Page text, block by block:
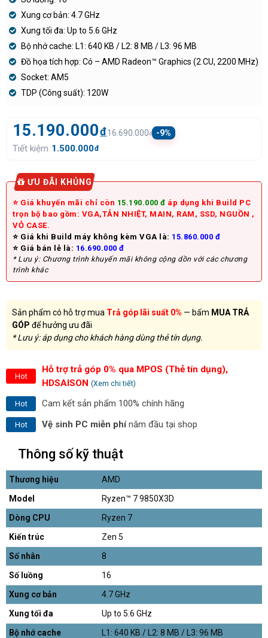
Xung cơ bản: 4.7 GHz
Xung tối đa: Up to 5.6 GHz
Bộ nhớ cache: L1: 640 KB / L2: 8 MB / L3: 96 MB
Đồ họa tích hợp: Có – AMD Radeon™ Graphics (2 CU, 2200 MHz)
Socket: AM5
TDP (Công suất): 120W
15.190.000đ16.690.000đ -9%
Tiết kiệm 1.500.000đ
ƯU ĐÃI KHỦNG
⭐ Giá khuyến mãi chỉ còn 15.190.000 đ áp dụng khi Build PC
trọn bộ bao gồm: VGA,TẢN NHIỆT, MAIN, RAM, SSD, NGUỒN ,
VỎ CASE.
⭐ Giá khi Build máy không kèm VGA là: 15.860.000 đ
⭐ Giá bán lẻ là: 16.690.000 đ
* Lưu ý: Chương trình khuyến mãi không cộng dồn với các chương
trình khác
Sản phẩm có hỗ trợ mua Trả góp lãi suất 0% — bấm MUA TRẢ
GÓP để hưởng ưu đãi
* Lưu ý: áp dụng cho khách hàng dùng thẻ tín dụng.
Hot
Hỗ trợ trả góp 0% qua MPOS (Thẻ tín dụng),
HDSAISON (Xem chi tiết)
Hot Cam kết sản phẩm 100% chính hãng
Hot Vệ sinh PC miễn phínăm đầu tại shop
Thông số kỹ thuật
Thương hiệu
AMD
Model
Ryzen™ 7 9850X3D
Dòng CPU
Ryzen 7
Kiến trúc
Zen 5
Số nhân
8
Số luồng
16
Xung cơ bản
4.7 GHz
Xung tối đa
Up to 5.6 GHz
Bộ nhớ cache
L1: 640 KB / L2: 8 MB / L3: 96 MB